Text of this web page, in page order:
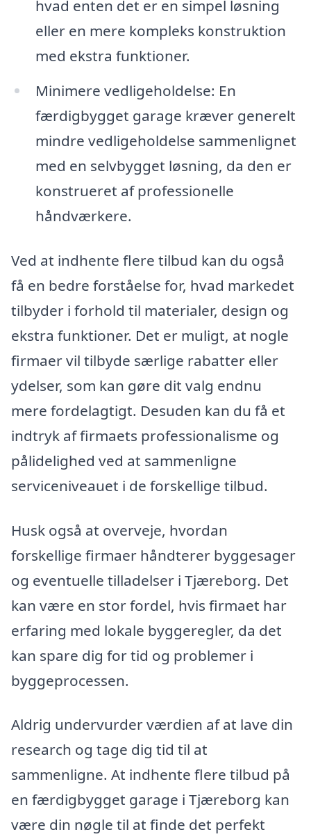
hvad enten det er en simpel løsning
eller en mere kompleks konstruktion
med ekstra funktioner.
Minimere vedligeholdelse: En
færdigbygget garage kræver generelt
mindre vedligeholdelse sammenlignet
med en selvbygget løsning, da den er
konstrueret af professionelle
håndværkere.
Ved at indhente flere tilbud kan du også
få en bedre forståelse for, hvad markedet
tilbyder i forhold til materialer, design og
ekstra funktioner. Det er muligt, at nogle
firmaer vil tilbyde særlige rabatter eller
ydelser, som kan gøre dit valg endnu
mere fordelagtigt. Desuden kan du få et
indtryk af firmaets professionalisme og
pålidelighed ved at sammenligne
serviceniveauet i de forskellige tilbud.
Husk også at overveje, hvordan
forskellige firmaer håndterer byggesager
og eventuelle tilladelser i Tjæreborg. Det
kan være en stor fordel, hvis firmaet har
erfaring med lokale byggeregler, da det
kan spare dig for tid og problemer i
byggeprocessen.
Aldrig undervurder værdien af at lave din
research og tage dig tid til at
sammenligne. At indhente flere tilbud på
en færdigbygget garage i Tjæreborg kan
være din nøgle til at finde det perfekt